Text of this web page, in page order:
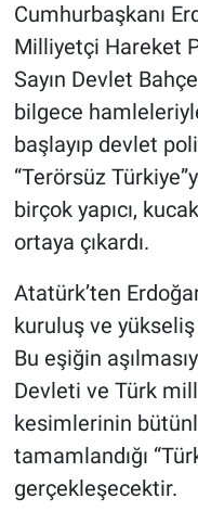
Cumhurbaşkanı
Milliyetçi Hareket
Sayın Devlet
bilgece
başlayıp devlet
“Terörsüz
birçok yapıcı,
ortaya çıkardı.
Atatürk’ten
kuruluş ve
Bu eşiğin
Devleti ve Türk
kesimlerinin
tamamlandığı
gerçekleşecektir.